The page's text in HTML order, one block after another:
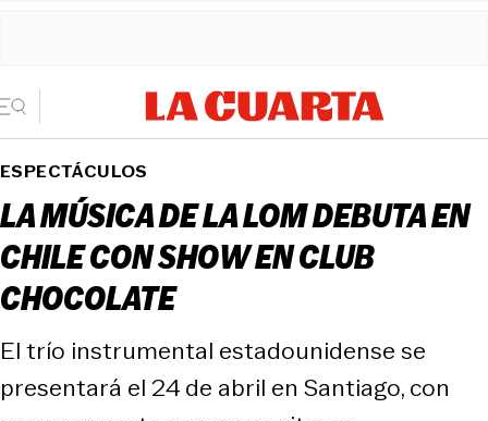
ESPECTÁCULOS
LA MÚSICA DE LA LOM DEBUTA EN
CHILE CON SHOW EN CLUB
CHOCOLATE
El trío instrumental estadounidense se
presentará el 24 de abril en Santiago, con